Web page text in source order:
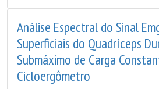
Análise Espectral do Sinal
Superficiais do Quadríceps
Submáximo de Carga
Cicloergômetro